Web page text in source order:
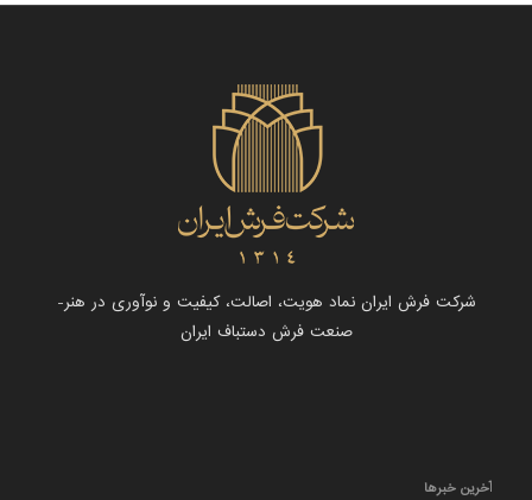
شرکت فرش ایران نماد هویت، اصالت، کیفیت و نوآوری در هنر-
صنعت فرش دستباف ایران
آخرین خبرها